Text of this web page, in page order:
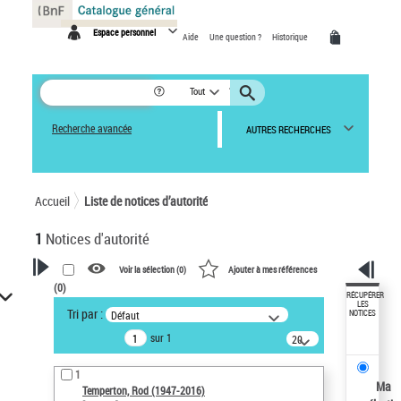
Espace personnel Aide Une question ? Historique
Tout
Recherche avancée AUTRES RECHERCHES
Accueil Liste de notices d’autorité
1 Notices d'autorité
VOTRE RECHERCHE
Recherche avancée dans les
notices d’autorité
Œuvres liées à l'auteur :
Temperton, Rod (1947-2016)
Voir la sélection (0) Ajouter à mes références
(0)
Tri par : Défaut
sur 1
20
résultats/page
1
Temperton, Rod (1947-2016)
RÉCUPÉRER
LES
NOTICES
Ma
Panneau de gestion des cookies